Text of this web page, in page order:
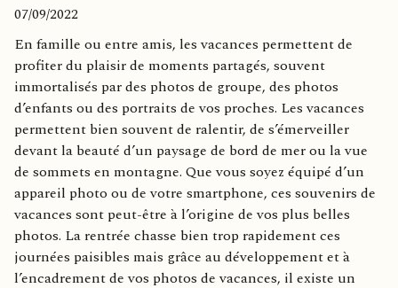
07/09/2022
En famille ou entre amis, les vacances permettent de
profiter du plaisir de moments partagés, souvent
immortalisés par des photos de groupe, des photos
d’enfants ou des portraits de vos proches. Les vacances
permettent bien souvent de ralentir, de s’émerveiller
devant la beauté d’un paysage de bord de mer ou la vue
de sommets en montagne. Que vous soyez équipé d’un
appareil photo ou de votre smartphone, ces souvenirs de
vacances sont peut-être à l’origine de vos plus belles
photos. La rentrée chasse bien trop rapidement ces
journées paisibles mais grâce au développement et à
l’encadrement de vos photos de vacances, il existe un